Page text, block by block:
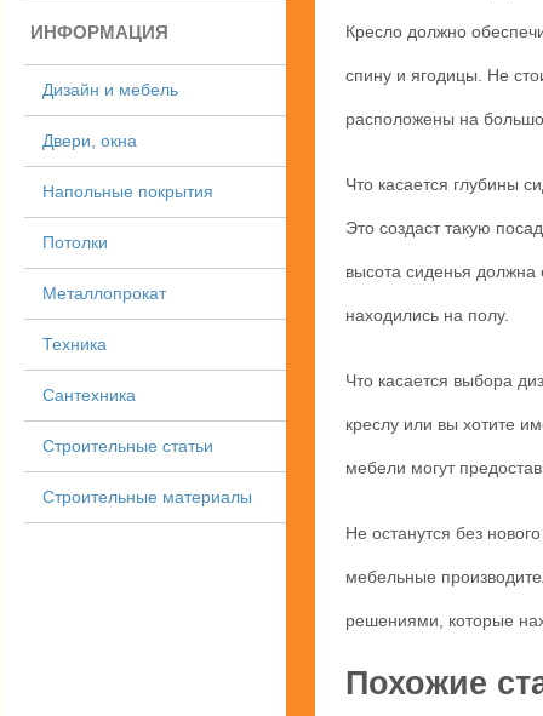
ИНФОРМАЦИЯ
Дизайн и мебель
Двери, окна
Напольные покрытия
Потолки
Металлопрокат
Техника
Сантехника
Строительные статьи
Строительные материалы
Кресло должно
спину и ягодицы. Не
расположены на
Что касается глубины
Это создаст такую
высота сиденья должна
находились на полу.
Что касается выбора
креслу или вы хотите
мебели могут
Не останутся без
мебельные
решениями, которые
Похожие